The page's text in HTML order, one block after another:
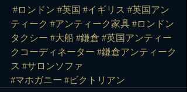
#ロンドン #英国 #イギリス #英国アン
ティーク #アンティーク家具 #ロンドン
タクシー #大船 #鎌倉 #英国アンティー
クコーディネーター #鎌倉アンティーク
ス #サロンソファ
#マホガニー #ビクトリアン